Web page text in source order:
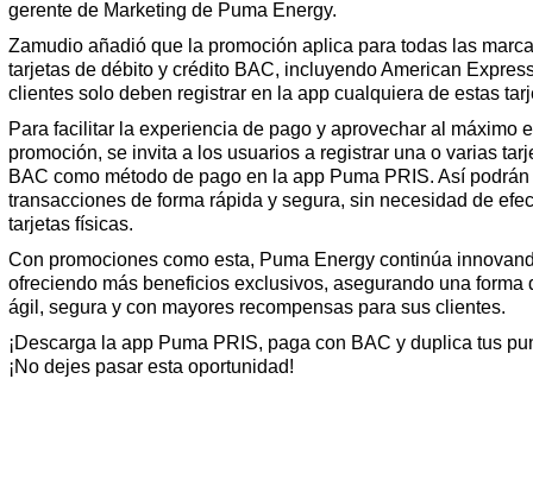
gerente de Marketing de Puma Energy.
Zamudio añadió que la promoción aplica para todas las
tarjetas de débito y crédito BAC, incluyendo American
clientes solo deben registrar en la app cualquiera de estas
Para facilitar la experiencia de pago y aprovechar al máximo
promoción, se invita a los usuarios a registrar una o varias
BAC como método de pago en la app Puma PRIS. Así
transacciones de forma rápida y segura, sin necesidad de
tarjetas físicas.
Con promociones como esta, Puma Energy continúa
ofreciendo más beneficios exclusivos, asegurando una forma
ágil, segura y con mayores recompensas para sus clientes.
¡Descarga la app Puma PRIS, paga con BAC y duplica tus
¡No dejes pasar esta oportunidad!